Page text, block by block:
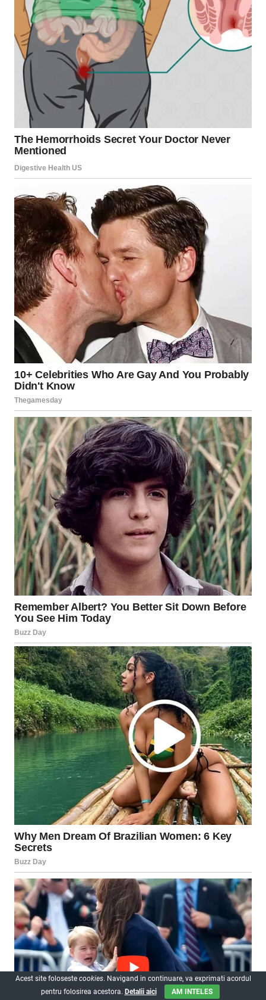
Acest site foloseste cookies. Navigand in continuare, va exprimati acordul
pentru folosirea acestora. Detalii aici AM INTELES